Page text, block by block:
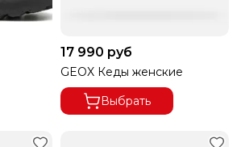
17 990 руб
GEOX Кеды женские
Выбрать